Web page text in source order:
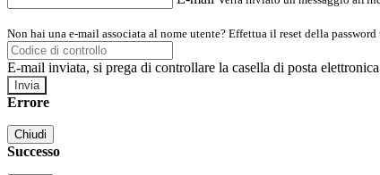
Non hai una e-mail associata al nome utente? Effettua il reset della
E-mail inviata, si prega di controllare la casella di posta
Errore
Chiudi
Successo